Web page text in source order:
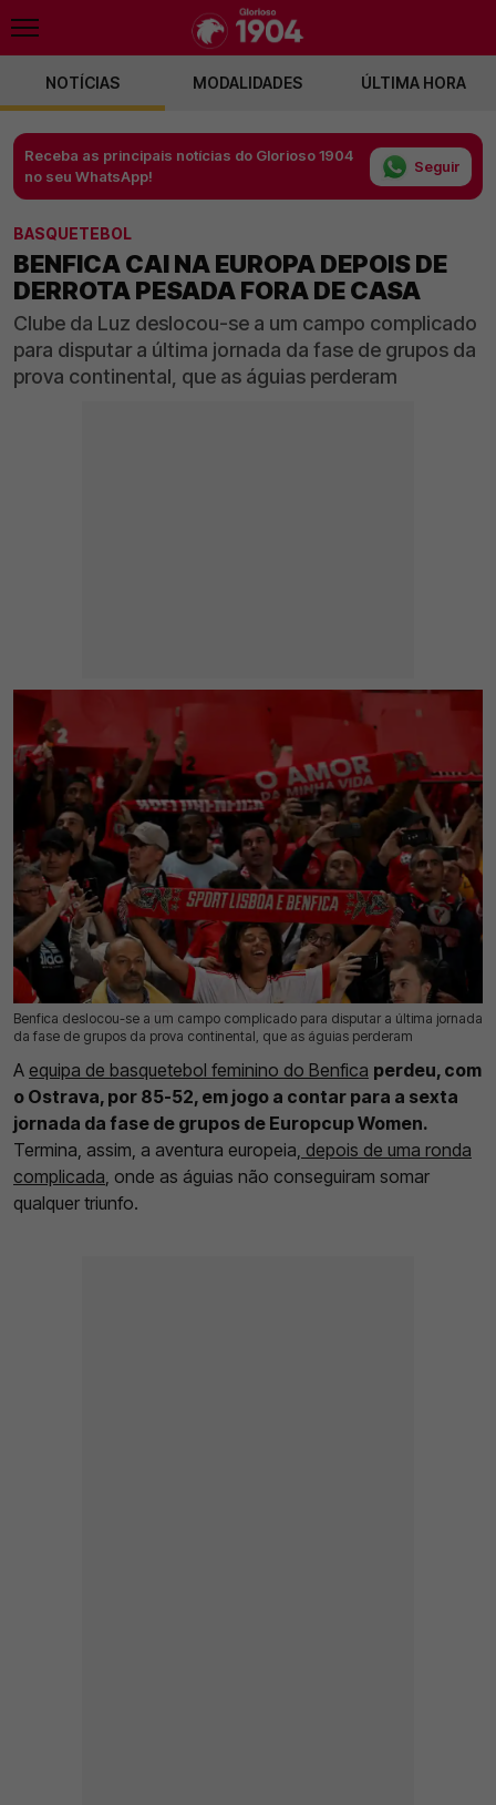
NOTÍCIAS MODALIDADES ÚLTIMA HORA
Receba as principais notícias do Glorioso 1904
no seu WhatsApp!
Seguir
BASQUETEBOL
BENFICA CAI NA EUROPA DEPOIS DE
DERROTA PESADA FORA DE CASA
Clube da Luz deslocou-se a um campo complicado
para disputar a última jornada da fase de grupos da
prova continental, que as águias perderam
Benfica deslocou-se a um campo complicado para disputar a última jornada
da fase de grupos da prova continental, que as águias perderam
26 Nov 2025 | 22:26 | 0
A equipa de basquetebol feminino do Benfica perdeu, com
o Ostrava, por 85-52, em jogo a contar para a sexta
jornada da fase de grupos de Europcup Women.
Termina, assim, a aventura europeia, depois de uma ronda
complicada, onde as águias não conseguiram somar
qualquer triunfo.